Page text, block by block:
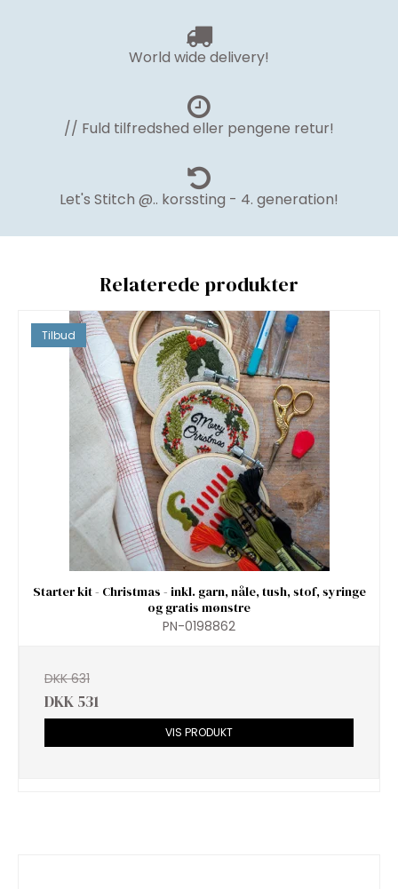
World wide delivery!
// Fuld tilfredshed eller pengene retur!
Let's Stitch @.. korssting - 4. generation!
Relaterede produkter
Tilbud
Starter kit - Christmas - inkl. garn, nåle, tush, stof, syringe
og gratis mønstre
PN-0198862
DKK 631
DKK 531
VIS PRODUKT